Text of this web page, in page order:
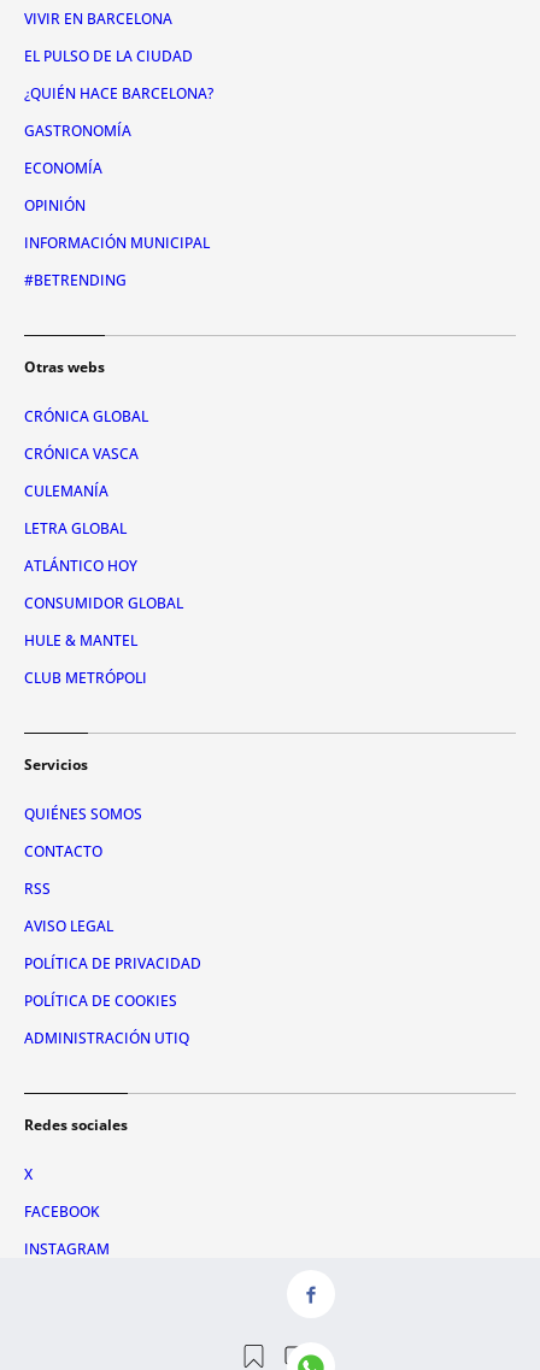
VIVIR EN BARCELONA
EL PULSO DE LA CIUDAD
¿QUIÉN HACE BARCELONA?
GASTRONOMÍA
ECONOMÍA
OPINIÓN
INFORMACIÓN MUNICIPAL
#BETRENDING
Otras webs
CRÓNICA GLOBAL
CRÓNICA VASCA
CULEMANÍA
LETRA GLOBAL
ATLÁNTICO HOY
CONSUMIDOR GLOBAL
HULE & MANTEL
CLUB METRÓPOLI
Servicios
QUIÉNES SOMOS
CONTACTO
RSS
AVISO LEGAL
POLÍTICA DE PRIVACIDAD
POLÍTICA DE COOKIES
ADMINISTRACIÓN UTIQ
Redes sociales
X
FACEBOOK
INSTAGRAM